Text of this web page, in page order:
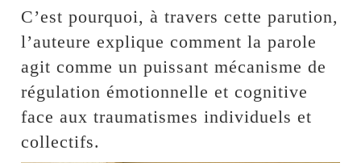
C’est pourquoi, à travers cette parution,
l’auteure explique comment la parole
agit comme un puissant mécanisme de
régulation émotionnelle et cognitive
face aux traumatismes individuels et
collectifs.